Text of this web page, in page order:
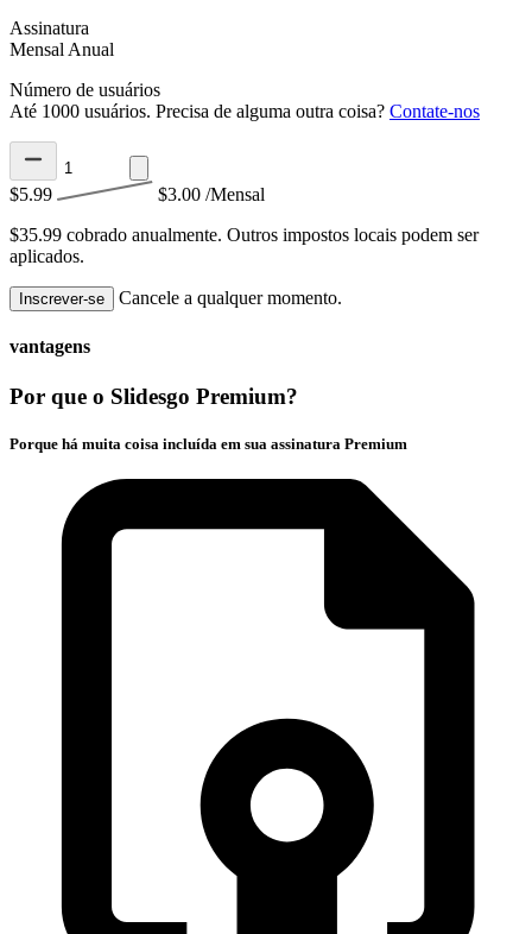
Assinatura
Mensal Anual
Número de usuários
Até 1000 usuários. Precisa de alguma outra coisa? Contate-nos
$5.99 $3.00 /Mensal
$35.99 cobrado anualmente. Outros impostos locais podem ser
aplicados.
Inscrever-se Cancele a qualquer momento.
vantagens
Por que o Slidesgo Premium?
Porque há muita coisa incluída em sua assinatura Premium